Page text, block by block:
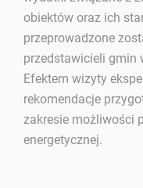
obiektów oraz ich
przeprowadzone
przedstawicieli gmin
Efektem wizyty
rekomendacje
zakresie możliwości
energetycznej.